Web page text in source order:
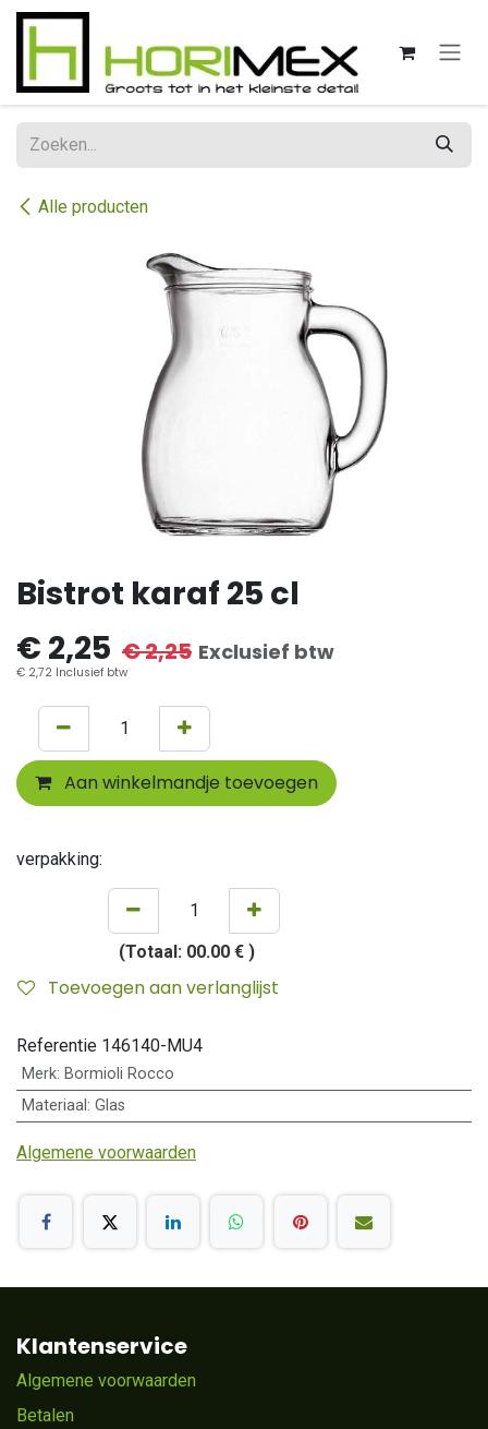
Overslaan naar inhoud
Alle producten
Bistrot karaf 25 cl
€ 2,25 €2,25 Exclusief btw
€ 2,72 Inclusief btw
Aan winkelmandje toevoegen
verpakking:
(Totaal: 00.00 € )
Toevoegen aan verlanglijst
Referentie 146140-MU4
Merk: Bormioli Rocco
Materiaal : Glas
Algemene voorwaarden
Klantenservice
Algemene voorwaarden
Betalen